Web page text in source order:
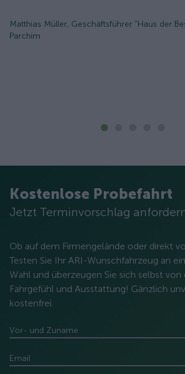
Matthias Müller, Geschäftsführer "Haus der
Parchim
Kostenlose Probefahrt
Jetzt Terminvorschlag
Ob auf dem Firmengelände oder direkt
Testen Sie Ihr ARI-Wunschfahrzeug an
Wahl und überzeugen Sie sich selbst von
Fahrgefühl und Ausstattung! Gänzlich
kostenfrei.
Vor- und Zuname
Email